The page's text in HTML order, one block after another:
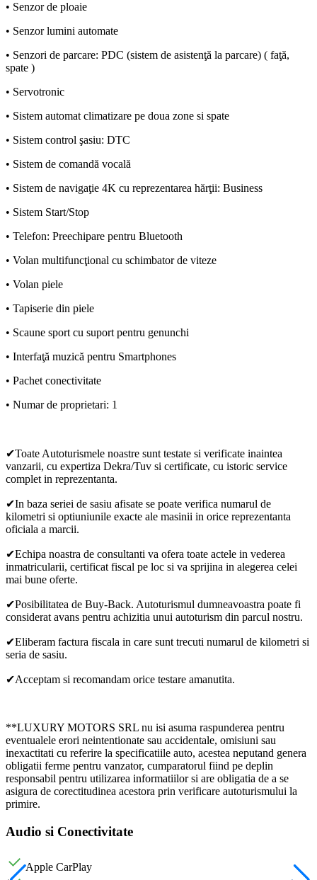
• Senzor de ploaie
• Senzor lumini automate
• Senzori de parcare: PDC (sistem de asistenţă la parcare) ( faţă,
spate )
• Servotronic
• Sistem automat climatizare pe doua zone si spate
• Sistem control şasiu: DTC
• Sistem de comandă vocală
• Sistem de navigaţie 4K cu reprezentarea hărţii: Business
• Sistem Start/Stop
• Telefon: Preechipare pentru Bluetooth
• Volan multifuncţional cu schimbator de viteze
• Volan piele
• Tapiserie din piele
• Scaune sport cu suport pentru genunchi
• Interfaţă muzică pentru Smartphones
• Pachet conectivitate
• Numar de proprietari: 1
✔Toate Autoturismele noastre sunt testate si verificate inaintea
vanzarii, cu expertiza Dekra/Tuv si certificate, cu istoric service
complet in reprezentanta.
✔In baza seriei de sasiu afisate se poate verifica numarul de
kilometri si optiuniunile exacte ale masinii in orice reprezentanta
oficiala a marcii.
✔Echipa noastra de consultanti va ofera toate actele in vederea
inmatricularii, certificat fiscal pe loc si va sprijina in alegerea celei
mai bune oferte.
✔Posibilitatea de Buy-Back. Autoturismul dumneavoastra poate fi
considerat avans pentru achizitia unui autoturism din parcul nostru.
✔Eliberam factura fiscala in care sunt trecuti numarul de kilometri si
seria de sasiu.
✔Acceptam si recomandam orice testare amanutita.
**LUXURY MOTORS SRL nu isi asuma raspunderea pentru
eventualele erori neintentionate sau accidentale, omisiuni sau
inexactitati cu referire la specificatiile auto, acestea neputand genera
obligatii ferme pentru vanzator, cumparatorul fiind pe deplin
responsabil pentru utilizarea informatiilor si are obligatia de a se
asigura de corectitudinea acestora prin verificare autoturismului la
primire.
Audio si Conectivitate
Apple CarPlay